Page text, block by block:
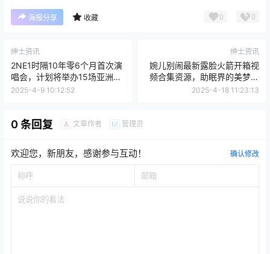
海报分享 收藏 0 0
绅士资讯
2NE1时隔10年零6个月首次演
唱会，计划将举办15场亚洲巡
演
2025-4-9 10:12:52
绅士资讯
婉儿别闹最新露脸火箭开箱视
频合集资源，助眠界的美梦引
导者
2025-4-18 11:23:13
0 条回复 A 文章作者 M 管理员
欢迎您，新朋友，感谢参与互动！ 确认修改